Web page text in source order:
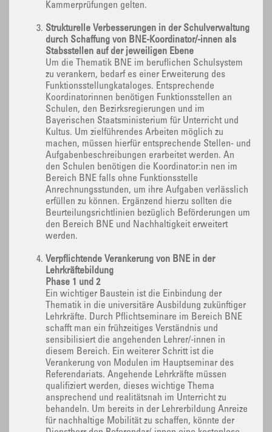
Kammerprüfungen gelten.
Strukturelle Verbesserungen in der Schulverwaltung
durch Schaffung von BNE-Koordinator/-innen als
Stabsstellen auf der jeweiligen Ebene
Um die Thematik BNE im beruflichen Schulsystem
zu verankern, bedarf es einer Erweiterung des
Funktionsstellungkataloges. Entsprechende
Koordinatorinnen benötigen Funktionsstellen an
Schulen, den Bezirksregierungen und im
Bayerischen Staatsministerium für Unterricht und
Kultus. Um zielführendes Arbeiten möglich zu
machen, müssen hierfür entsprechende Stellen- und
Aufgabenbeschreibungen erarbeitet werden. An
den Schulen benötigen die Koordinator:in nen im
Bereich BNE falls ohne Funktionsstelle
Anrechnungsstunden, um ihre Aufgaben verlässlich
erfüllen zu können. Ergänzend hierzu sollten die
Beurteilungsrichtlinien bezüglich Beförderungen um
den Bereich BNE und Nachhaltigkeit erweitert
werden.
Verpflichtende Verankerung von BNE in der
Lehrkräftebildung
Phase 1 und 2
Ein wichtiger Baustein ist die Einbindung der
Thematik in die universitäre Ausbildung zukünftiger
Lehrkräfte. Durch Pflichtseminare im Bereich BNE
schafft man ein frühzeitiges Verständnis und
sensibilisiert die angehenden Lehrer/-innen in
diesem Bereich. Ein weiterer Schritt ist die
Verankerung von Modulen im Hauptseminar des
Referendariats. Angehende Lehrkräfte müssen
qualifiziert werden, dieses wichtige Thema
ansprechend und realitätsnah im Unterricht zu
behandeln. Um bereits in der Lehrerbildung Anreize
für nachhaltige Mobilität zu schaffen, könnte der